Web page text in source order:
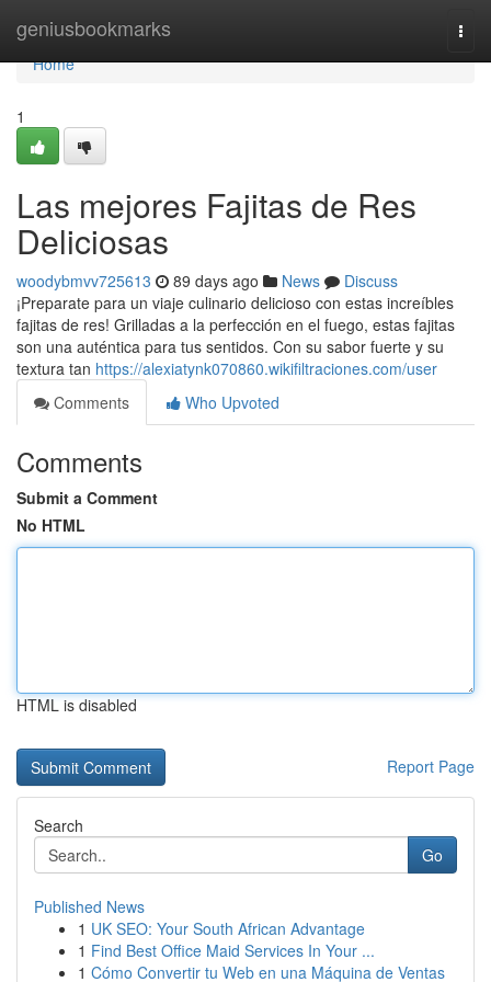
geniusbookmarks
Home
Home
1
Las mejores Fajitas de Res
Deliciosas
woodybmvv725613 89 days ago News
Discuss
¡Preparate para un viaje culinario delicioso con estas increíbles
fajitas de res! Grilladas a la perfección en el fuego, estas fajitas
son una auténtica para tus sentidos. Con su sabor fuerte y su
textura tan https://alexiatynk070860.wikifiltraciones.com/user
Comments
Who Upvoted
Comments
Submit a Comment
No HTML
HTML is disabled
Report Page
Search
Go
Published News
1 UK SEO: Your South African Advantage
1 Find Best Office Maid Services In Your ...
1 Cómo Convertir tu Web en una Máquina de Ventas